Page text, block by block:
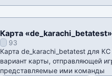
Карта
93
Карта de_karachi_betatest для
вариант карты, отправляющей
представляемые ими команды